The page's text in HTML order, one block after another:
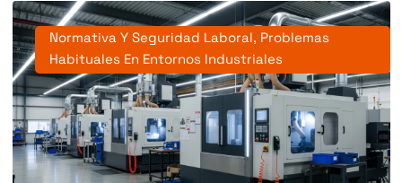
Normativa Y Seguridad Laboral, Problemas
Habituales En Entornos Industriales